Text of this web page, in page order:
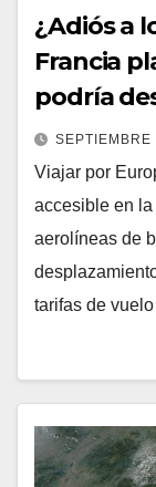
¿Adiós a
Francia
podría
SEPTIEMBRE
Viajar por
accesible en
aerolíneas de
tarifas de